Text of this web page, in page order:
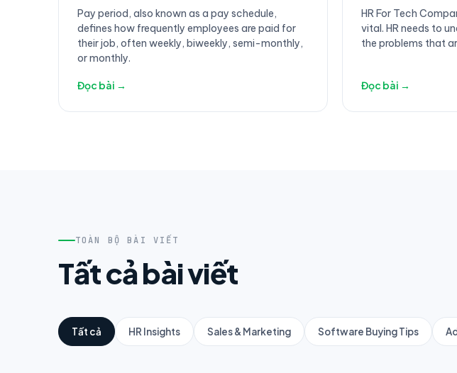
Pay period, also known as a pay schedule,
defines how frequently employees are paid for
their job, often weekly, biweekly, semi-monthly,
or monthly.
Đọc bài →
HR For Tech
vital. HR needs to understand how to deal with
the problems that
Đọc bài →
TOÀN BỘ BÀI VIẾT
Tất cả bài viết
Tất cả HR Insights Sales & Marketing Software Buying Tips